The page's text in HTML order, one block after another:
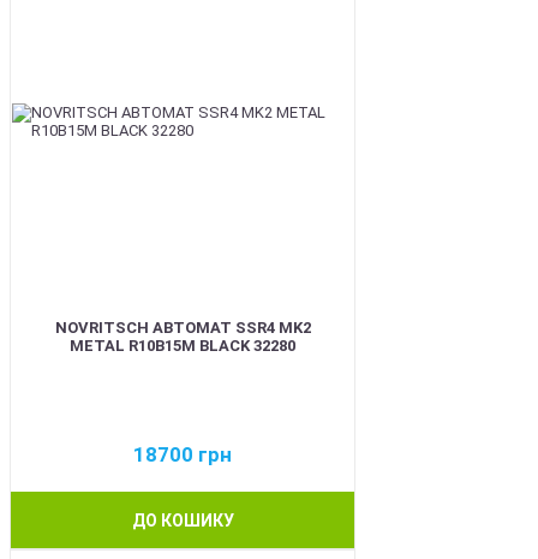
NOVRITSCH АВТОМАТ SSR4 MK2
METAL R10B15M BLACK 32280
18700 грн
ДО КОШИКУ